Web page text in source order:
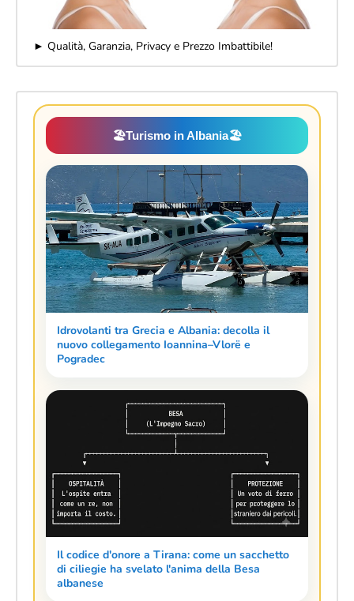
► Qualità, Garanzia, Privacy e Prezzo Imbattibile!
🏖️Turismo in Albania🏖️
Idrovolanti tra Grecia e Albania: decolla il
nuovo collegamento Ioannina–Vlorë e
Pogradec
Il codice d'onore a Tirana: come un sacchetto
di ciliegie ha svelato l'anima della Besa
albanese